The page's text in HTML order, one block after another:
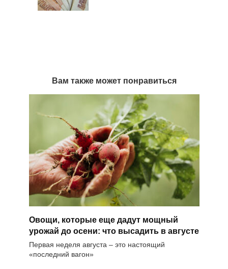
Вам также может понравиться
Овощи, которые еще дадут мощный
урожай до осени: что высадить в августе
Первая неделя августа – это настоящий
«последний вагон»